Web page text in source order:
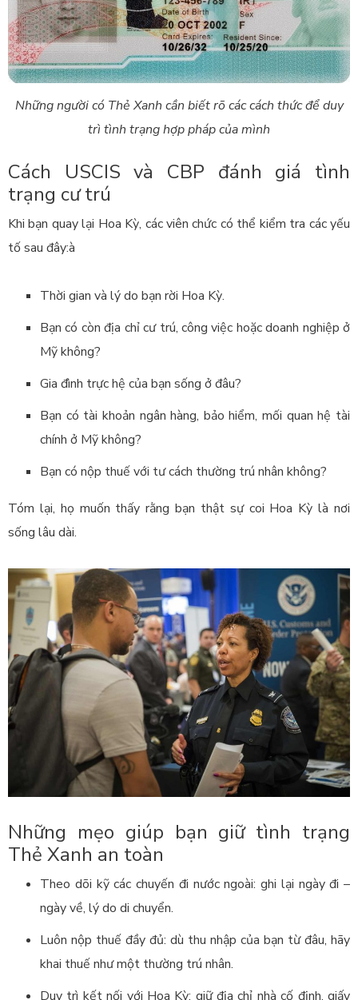
Những người có Thẻ Xanh cần biết rõ các cách thức để duy
trì tình trạng hợp pháp của mình
Cách USCIS và CBP đánh giá tình
trạng cư trú
Khi bạn quay lại Hoa Kỳ, các viên chức có thể kiểm tra các yếu
tố sau đây:à
Thời gian và lý do bạn rời Hoa Kỳ.
Bạn có còn địa chỉ cư trú, công việc hoặc doanh nghiệp ở
Mỹ không?
Gia đình trực hệ của bạn sống ở đâu?
Bạn có tài khoản ngân hàng, bảo hiểm, mối quan hệ tài
chính ở Mỹ không?
Bạn có nộp thuế với tư cách thường trú nhân không?
Tóm lại, họ muốn thấy rằng bạn thật sự coi Hoa Kỳ là nơi
sống lâu dài.
Những mẹo giúp bạn giữ tình trạng
Thẻ Xanh an toàn
Theo dõi kỹ các chuyến đi nước ngoài: ghi lại ngày đi –
ngày về, lý do di chuyển.
Luôn nộp thuế đầy đủ: dù thu nhập của bạn từ đâu, hãy
khai thuế như một thường trú nhân.
Duy trì kết nối với Hoa Kỳ: giữ địa chỉ nhà cố định, giấy